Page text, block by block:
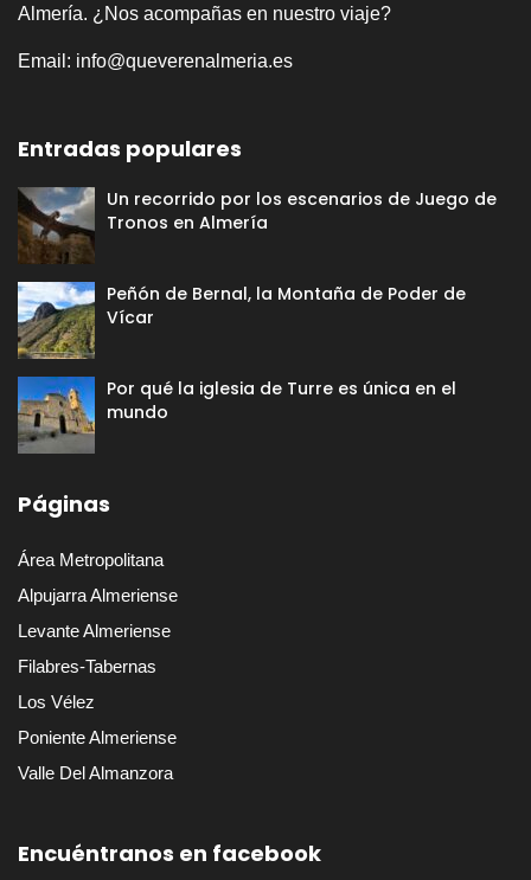
Almería. ¿Nos acompañas en nuestro viaje?
Email: info@queverenalmeria.es
Entradas populares
Un recorrido por los escenarios de Juego de
Tronos en Almería
Peñón de Bernal, la Montaña de Poder de
Vícar
Por qué la iglesia de Turre es única en el
mundo
Páginas
Área Metropolitana
Alpujarra Almeriense
Levante Almeriense
Filabres-Tabernas
Los Vélez
Poniente Almeriense
Valle Del Almanzora
Encuéntranos en facebook